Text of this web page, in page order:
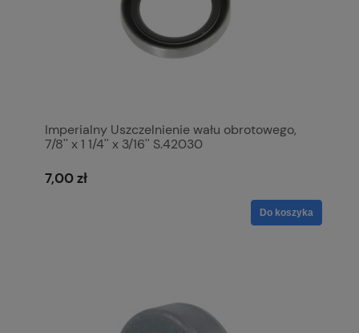
Imperialny Uszczelnienie wału obrotowego,
7/8'' x 1 1/4'' x 3/16'' S.42030
7,00 zł
Do koszyka